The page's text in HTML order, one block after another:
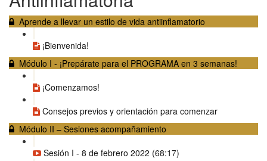
Aprende a llevar un estilo de vida antiinflamatorio
¡Bienvenida!
Módulo I - ¡Prepárate para el PROGRAMA en 3 semanas!
¡Comenzamos!
Consejos previos y orientación para comenzar
Módulo II – Sesiones acompañamiento
Sesión I - 8 de febrero 2022 (68:17)